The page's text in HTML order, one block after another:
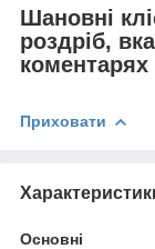
Шановні
роздріб,
Приховати
Основні